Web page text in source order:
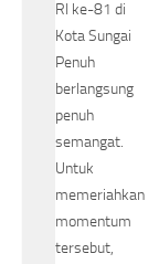
RI ke-81 di
Kota Sungai
Penuh
berlangsung
penuh
semangat.
Untuk
memeriahkan
momentum
tersebut,